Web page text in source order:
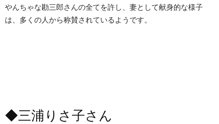
やんちゃな勘三郎さんの全てを許し、妻として献身的な様子
は、多くの人から称賛されているようです。
◆三浦りさ子さん